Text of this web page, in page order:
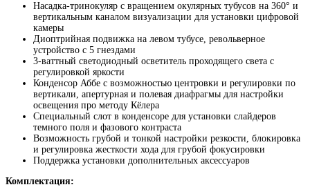
Насадка-тринокуляр с вращением окулярных тубусов на 360° и
вертикальным каналом визуализации для установки цифровой
камеры
Диоптрийная подвижка на левом тубусе, револьверное
устройство с 5 гнездами
3-ваттный светодиодный осветитель проходящего света с
регулировкой яркости
Конденсор Аббе с возможностью центровки и регулировки по
вертикали, апертурная и полевая диафрагмы для настройки
освещения про методу Кёлера
Специальный слот в конденсоре для установки слайдеров
темного поля и фазового контраста
Возможность грубой и тонкой настройки резкости, блокировка
и регулировка жесткости хода для грубой фокусировки
Поддержка установки дополнительных аксессуаров
Комплектация: